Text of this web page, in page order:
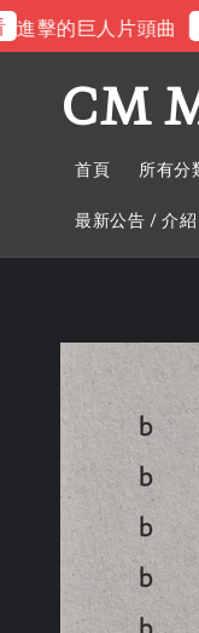
的巨人片頭曲 立
CM
首頁 所有分
最新公告 / 介紹